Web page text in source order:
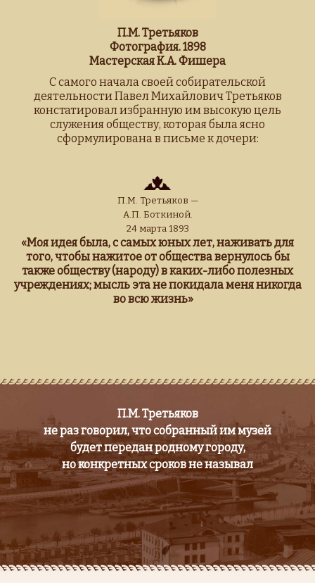
П.М. Третьяков
Фотография. 1898
Мастерская К.А. Фишера
С самого начала своей собирательской
деятельности Павел Михайлович Третьяков
констатировал избранную им высокую цель
служения обществу, которая была ясно
сформулирована в письме к дочери:
П.М. Третьяков —
А.П. Боткиной.
24 марта 1893
«Моя идея была, с самых юных лет, наживать для
того, чтобы нажитое от общества вернулось бы
также обществу (народу) в каких-либо полезных
учреждениях; мысль эта не покидала меня никогда
во всю жизнь»
П.М. Третьяков
не раз говорил, что собранный им музей
будет передан родному городу,
но конкретных сроков не называл